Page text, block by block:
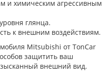
и химическим агрессивным
глянца.
к внешним воздействиям.
Mitsubishi от TonCar
защитить ваш
внешний вид.